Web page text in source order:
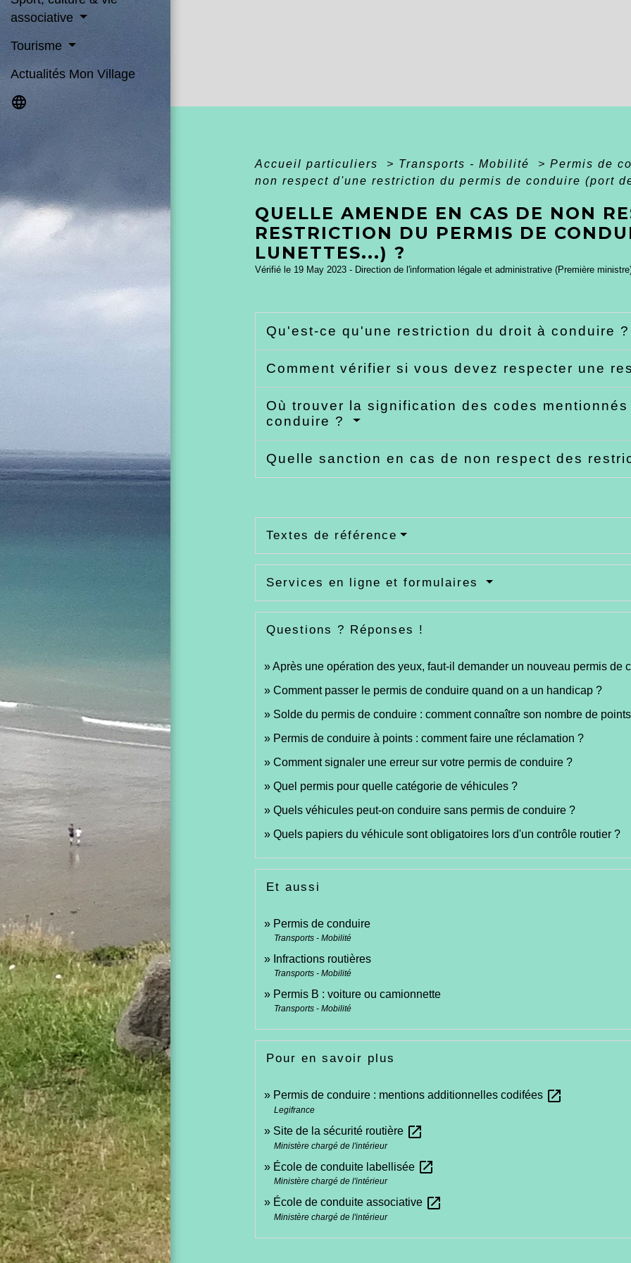
associative
Tourisme
Actualités Mon Village
language
Accueil particuliers > Transports - Mobilité > Permis de
non respect d'une restriction du permis de conduire (port
QUELLE AMENDE EN CAS DE NON
RESTRICTION DU PERMIS DE
LUNETTES...) ?
Vérifié le 19 May 2023 - Direction de l'information légale et administrative (Première
Qu'est-ce qu'une restriction du droit à conduire ?
Comment vérifier si vous devez respecter une
Où trouver la signification des codes
conduire ?
Quelle sanction en cas de non respect des
Textes de référence
Services en ligne et formulaires
Questions ? Réponses !
Après une opération des yeux, faut-il demander un nouveau permis de
Comment passer le permis de conduire quand on a un handicap ?
Solde du permis de conduire : comment connaître son nombre de
Permis de conduire à points : comment faire une réclamation ?
Comment signaler une erreur sur votre permis de conduire ?
Quel permis pour quelle catégorie de véhicules ?
Quels véhicules peut-on conduire sans permis de conduire ?
Quels papiers du véhicule sont obligatoires lors d'un contrôle routier ?
Et aussi
Permis de conduire
Transports - Mobilité
Infractions routières
Transports - Mobilité
Permis B : voiture ou camionnette
Transports - Mobilité
Pour en savoir plus
Permis de conduire : mentions additionnelles codifées open_in_new
Legifrance
Site de la sécurité routière open_in_new
Ministère chargé de l'intérieur
École de conduite labellisée open_in_new
Ministère chargé de l'intérieur
École de conduite associative open_in_new
Ministère chargé de l'intérieur